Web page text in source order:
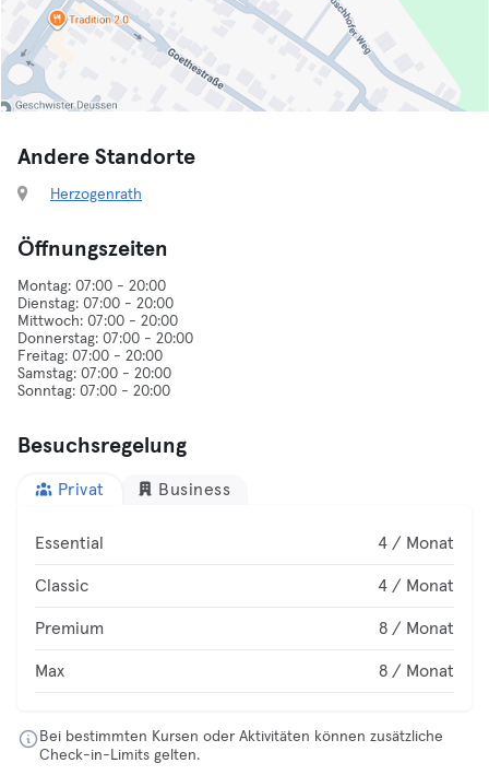
Andere Standorte
Herzogenrath
Öffnungszeiten
Montag: 07:00 - 20:00
Dienstag: 07:00 - 20:00
Mittwoch: 07:00 - 20:00
Donnerstag: 07:00 - 20:00
Freitag: 07:00 - 20:00
Samstag: 07:00 - 20:00
Besuchsregelung
Privat Business
Essential 4 / Monat
Classic 4 / Monat
Premium 8 / Monat
Max 8 / Monat
Bei bestimmten Kursen oder Aktivitäten können zusätzliche
Check-in-Limits gelten.